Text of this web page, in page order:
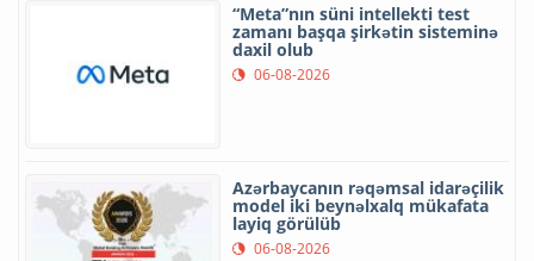
“Meta”nın süni intellekti test
zamanı başqa şirkətin sisteminə
daxil olub
06-08-2026
Azərbaycanın rəqəmsal idarəçilik
model iki beynəlxalq mükafata
layiq görülüb
06-08-2026